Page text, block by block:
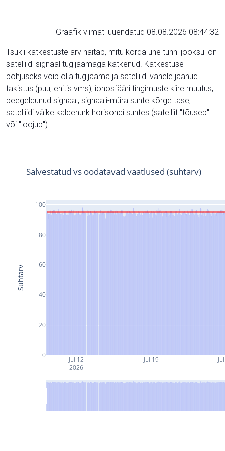
Graafik viimati uuendatud 08.08.2026 08:44:32
Tsükli katkestuste arv näitab, mitu korda ühe tunni jooksul on
satelliidi signaal tugijaamaga katkenud. Katkestuse
põhjuseks võib olla tugijaama ja satelliidi vahele jäänud
takistus (puu, ehitis vms), ionosfääri tingimuste kiire muutus,
peegeldunud signaal, signaali-müra suhte kõrge tase,
satelliidi väike kaldenurk horisondi suhtes (satelliit "tõuseb"
või "loojub").
Jul 12
2026
Jul 19
0
20
40
60
80
100
Salvestatud vs oodatavad vaatlused (suhtarv)
Suhtarv